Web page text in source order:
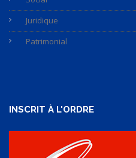
Juridique
Patrimonial
INSCRIT À L'ORDRE